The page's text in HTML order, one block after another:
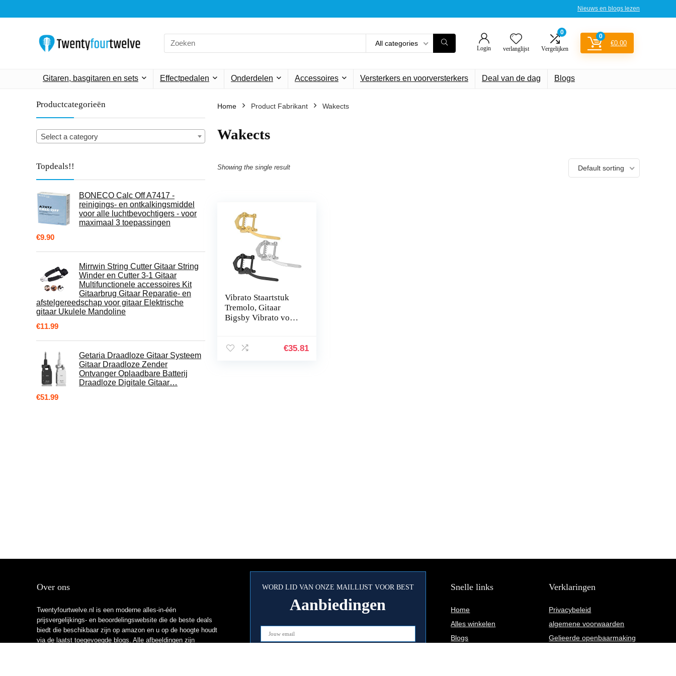
Nieuws en blogs lezen
Search
for:
All categories
Login verlanglijst
0
Vergelijken
0
€0.00
Gitaren, basgitaren en sets Effectpedalen Onderdelen Accessoires Versterkers en voorversterkers Deal van de dag Blogs
Productcategorieën
Select a category
Topdeals!!
BONECO Calc Off A7417 -
reinigings- en ontkalkingsmiddel
voor alle luchtbevochtigers - voor
maximaal 3 toepassingen
€9.90
Mirrwin String Cutter Gitaar String
Winder en Cutter 3-1 Gitaar
Multifunctionele accessoires Kit
Gitaarbrug Gitaar Reparatie- en
afstelgereedschap voor gitaar Elektrische
gitaar Ukulele Mandoline
€11.99
Getaria Draadloze Gitaar Systeem
Gitaar Draadloze Zender
Ontvanger Oplaadbare Batterij
Draadloze Digitale Gitaar…
€51.99
Home Product Fabrikant ‎Wakects
‎Wakects
Showing the single result Default sorting
Vibrato Staartstuk
Tremolo, Gitaar
Bigsby Vibrato voor
Accessoires (Goud)
€35.81
Over ons
Twentyfourtwelve.nl is een moderne alles-in-één
prijsvergelijkings- en beoordelingswebsite die de beste deals
biedt die beschikbaar zijn op amazon en u op de hoogte houdt
via de laatst toegevoegde blogs. Alle afbeeldingen zijn
WORD LID VAN ONZE MAILLIJST VOOR BEST
Aanbiedingen
Snelle links
Home
Alles winkelen
Blogs
Verklaringen
Privacybeleid
algemene voorwaarden
Gelieerde openbaarmaking